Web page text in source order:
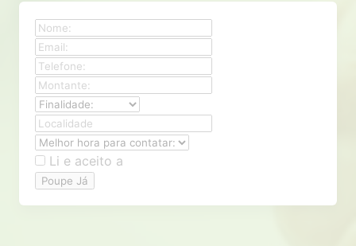
Li e aceito a
Poupe Já